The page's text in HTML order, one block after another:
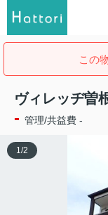
この
ヴィレッヂ曽
- 管理/共益費 -
1/2